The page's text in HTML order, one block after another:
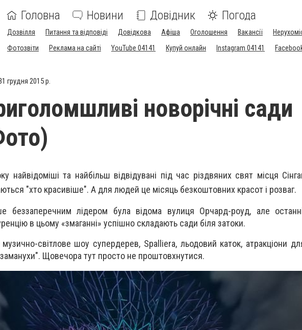
Головна Новини Довідник Погода
Дозвілля Питання та відповіді Довідкова Афіша Оголошення Вакансії
Фотозвіти
Реклама на сайті YouTube 04141 Купуй онлайн Instagram 04141
грудня 2015 р.
новорічні сади
найвідоміші та найбільш відвідувані під час різдвяних свят місця
"хто красивіше". А для людей це місяць безкоштовних красот і розваг.
беззаперечним лідером була відома вулиця Орчард-роуд, але
в цьому «змаганні» успішно складають сади біля затоки.
світлове шоу супердерев, Spalliera, льодовий каток, атракціони
Щовечора тут просто не проштовхнутися.